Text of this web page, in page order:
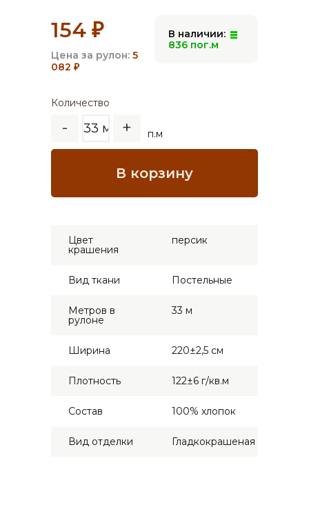
154 ₽
Цена за рулон: 5
082 ₽
В наличии:
836 пог.м
Количество
- + п.м
Цвет
крашения
персик
Вид ткани Постельные
Метров в
рулоне
33 м
Ширина 220±2,5 см
Плотность 122±6 г/кв.м
Состав 100% хлопок
Вид отделки Гладкокрашеная